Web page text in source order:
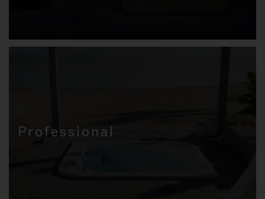
Professional